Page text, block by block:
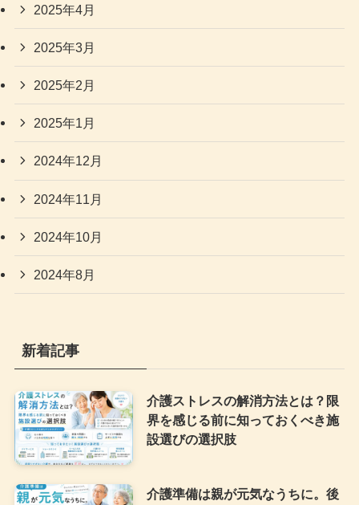
2025年4月
2025年3月
2025年2月
2025年1月
2024年12月
2024年11月
2024年10月
2024年8月
新着記事
介護ストレスの解消方法とは？限
界を感じる前に知っておくべき施
設選びの選択肢
介護準備は親が元気なうちに。後